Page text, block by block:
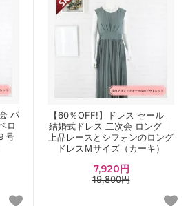
パ
ロ
号
【60％OFF!】ドレス セール
結婚式ドレス 二次会 ロング ｜
上品レースとシフォンのロング
ドレスＭサイズ（カーキ）
7,920円
19,800円